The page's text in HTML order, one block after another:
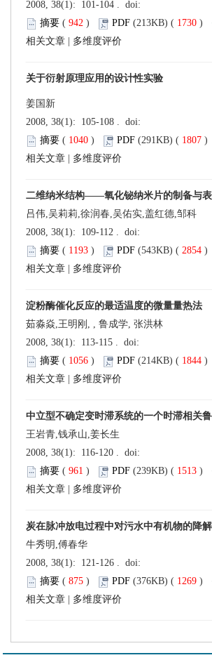
( ) 1730 )
姜国新
( ) 1807 )
吕伟,吴莉莉,徐润春,吴佑实,盖红德,邹科
( ) 2854 )
茹淼焱,王明刚, , 鲁成学, 张洪林
( ) 1844 )
王岩青,钱承山,姜长生
( ) 1513 )
牛秀明,傅春华
( ) 1269 )